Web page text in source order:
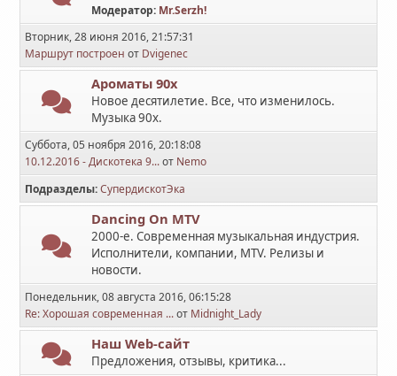
Модератор: Mr.Serzh!
Вторник, 28 июня 2016, 21:57:31
Маршрут построен от Dvigenec
Ароматы 90х
Новое десятилетие. Все, что изменилось.
Музыка 90х.
Суббота, 05 ноября 2016, 20:18:08
10.12.2016 - Дискотека 9...от Nemo
Подразделы СупердискотЭка
Dancing On MTV
2000-е. Современная музыкальная индустрия.
Исполнители, компании, MTV. Релизы и
новости.
Понедельник, 08 августа 2016, 06:15:28
Re: Хорошая современная ...от Midnight_Lady
Наш Web-сайт
Предложения, отзывы, критика...